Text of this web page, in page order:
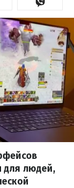
для людей,